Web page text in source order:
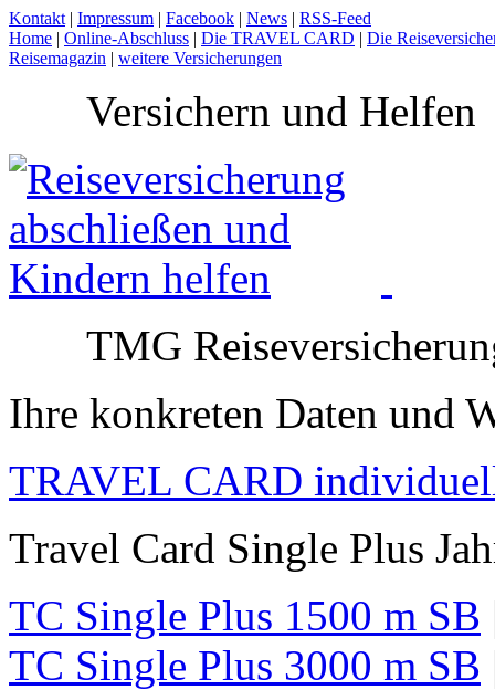
Kontakt | Impressum | Facebook | News | RSS-Feed
Home | Online-Abschluss | Die TRAVEL CARD | Die
Reisemagazin | weitere Versicherungen
Versichern und Helfen
TMG
Ihre konkreten Daten und
TRAVEL CARD
Travel Card Single Plus
TC Single Plus 1500 m SB
TC Single Plus 3000 m SB